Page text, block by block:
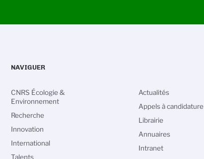
NAVIGUER
CNRS Écologie &
Environnement
Recherche
Innovation
International
Talents
Actualités
Appels à candidature
Librairie
Annuaires
Intranet